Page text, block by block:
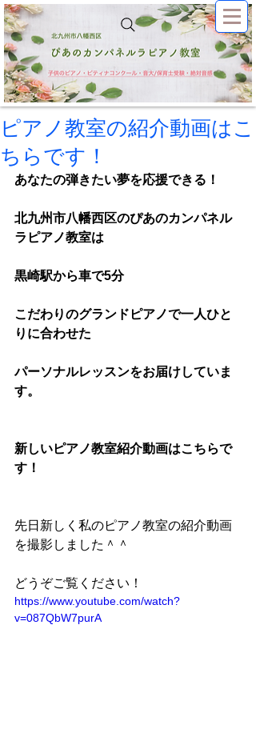
ピアノ教室の紹介動画はこ
ちらです！
あなたの弾きたい夢を応援できる！
北九州市八幡西区のぴあのカンパネル
ラピアノ教室は
黒崎駅から車で5分
こだわりのグランドピアノで一人ひと
りに合わせた
パーソナルレッスンをお届けしていま
す。
新しいピアノ教室紹介動画はこちらで
す！
先日新しく私のピアノ教室の紹介動画
を撮影しました＾＾
どうぞご覧ください！
https://www.youtube.com/watch?
v=087QbW7purA